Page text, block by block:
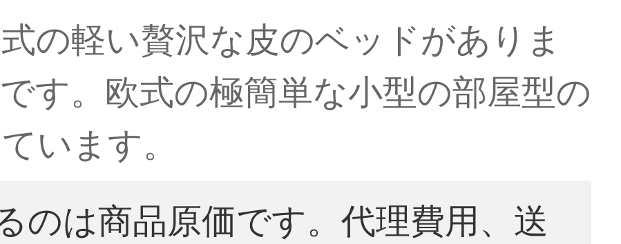
の軽い贅沢な皮のベッドがありま
す。欧式の極簡単な小型の部屋型の
います。
のは商品原価です。代理費用、送